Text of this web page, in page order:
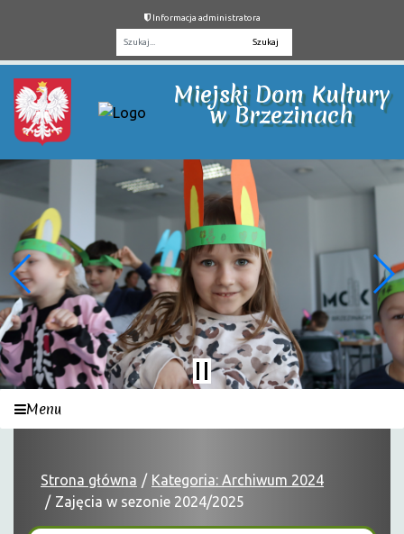
Informacja administratora
Miejski Dom Kultury
w Brzezinach
Menu
Strona główna
Kategoria: Archiwum 2024
Zajęcia w sezonie 2024/2025